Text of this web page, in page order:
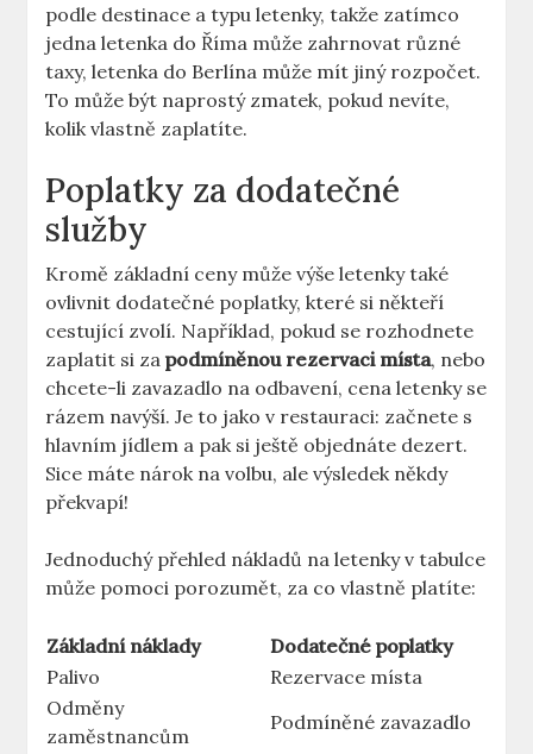
podle destinace a typu letenky, takže zatímco
jedna letenka do Říma může zahrnovat různé
taxy, letenka do Berlína může mít jiný rozpočet.
To může být naprostý zmatek, pokud nevíte,
kolik vlastně zaplatíte.
Poplatky za dodatečné
služby
Kromě základní ceny může výše letenky také
ovlivnit dodatečné poplatky, které si někteří
cestující zvolí. Například, pokud se rozhodnete
zaplatit si zapodmíněnou rezervaci místa, nebo
chcete-li zavazadlo na odbavení, cena letenky se
rázem navýší. Je to jako v restauraci: začnete s
hlavním jídlem a pak si ještě objednáte dezert.
Sice máte nárok na volbu, ale výsledek někdy
překvapí!
Jednoduchý přehled nákladů na letenky v tabulce
může pomoci porozumět, za co vlastně platíte:
Základní náklady
Dodatečné poplatky
Palivo
Rezervace místa
Odměny
zaměstnancům
Podmíněné zavazadlo